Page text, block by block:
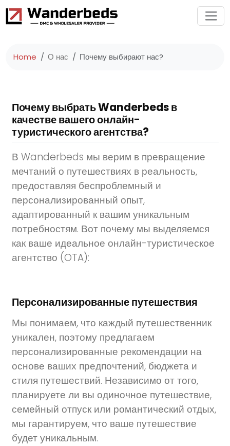
Home О нас Почему выбирают нас?
Почему выбрать Wanderbeds в
качестве вашего онлайн-
туристического агентства?
В Wanderbeds мы верим в превращение
мечтаний о путешествиях в реальность,
предоставляя беспроблемный и
персонализированный опыт,
адаптированный к вашим уникальным
потребностям. Вот почему мы выделяемся
как ваше идеальное онлайн-туристическое
агентство (OTA):
Персонализированные путешествия
Мы понимаем, что каждый путешественник
уникален, поэтому предлагаем
персонализированные рекомендации на
основе ваших предпочтений, бюджета и
стиля путешествий. Независимо от того,
планируете ли вы одиночное путешествие,
семейный отпуск или романтический отдых,
мы гарантируем, что ваше путешествие
будет уникальным.